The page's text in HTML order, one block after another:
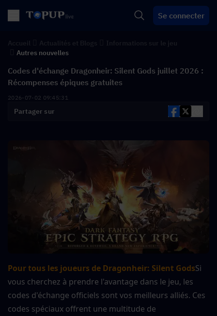
Se connecter
Autres nouvelles
Codes d'échange Dragonheir: Silent Gods juillet 2026 :
Récompenses épiques gratuites
2026-07-02 09:45:31
Partager sur
Pour tous les joueurs de Dragonheir: Silent GodsSi
vous cherchez à prendre l'avantage dans le jeu, les
codes d'échange officiels sont vos meilleurs alliés. Ces
codes spéciaux offrent une multitude de